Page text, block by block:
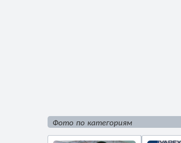
Фото по категориям